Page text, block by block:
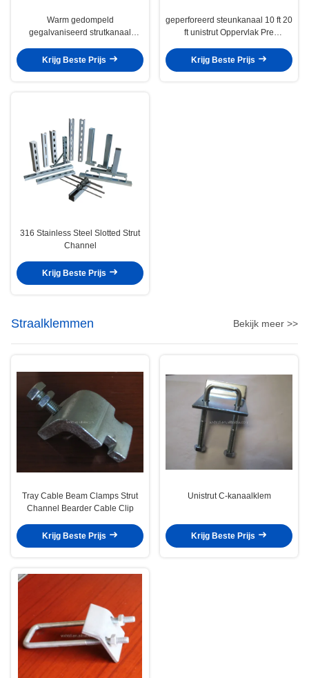
Warm gedompeld
gegalvaniseerd strutkanaal
koolstofstaalprofiel C-kanaal
Krijg Beste Prijs
geperforeerd steunkanaal 10 ft 20
ft unistrut Oppervlak Pre
Q235
Krijg Beste Prijs
316 Stainless Steel Slotted Strut
Channel
Krijg Beste Prijs
Straalklemmen Bekijk meer >>
Tray Cable Beam Clamps Strut
Channel Bearder Cable Clip
Krijg Beste Prijs
Unistrut C-kanaalklem
Krijg Beste Prijs